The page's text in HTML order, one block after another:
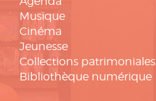
Musique
Cinéma
Jeunesse
Collections patrimoniales
Bibliothèque numérique